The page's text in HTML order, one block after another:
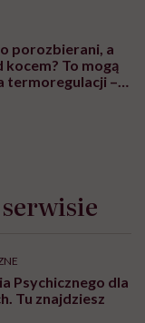
i
są dla dzieci do
się w
z